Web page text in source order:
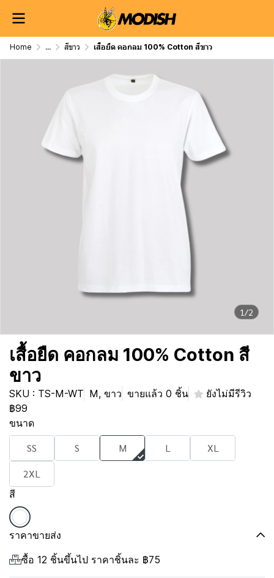
Home ... สีขาว เสื้อยืด คอกลม 100% Cotton สีขาว
1/2
เสื้อยืด คอกลม 100% Cotton สี
ขาว
SKU : TS-M-WT M, ขาว ขายแล้ว 0 ชิ้น
ยังไม่มีรีวิว
฿99
ขนาด
SS S M L
XL
2XL
สี
ราคาขายส่ง
ซื้อ 12 ชิ้นขึ้นไป ราคาชิ้นละ ฿75